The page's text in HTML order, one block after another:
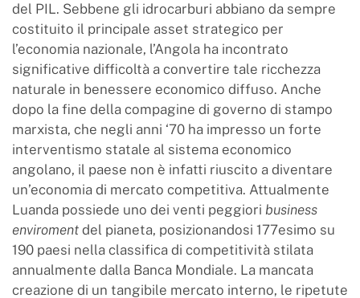
del PIL. Sebbene gli idrocarburi abbiano da sempre
costituito il principale asset strategico per
l’economia nazionale, l’Angola ha incontrato
significative difficoltà a convertire tale ricchezza
naturale in benessere economico diffuso. Anche
dopo la fine della compagine di governo di stampo
marxista, che negli anni ‘70 ha impresso un forte
interventismo statale al sistema economico
angolano, il paese non è infatti riuscito a diventare
un’economia di mercato competitiva. Attualmente
Luanda possiede uno dei venti peggiori business
enviroment del pianeta, posizionandosi 177esimo su
190 paesi nella classifica di competitività stilata
annualmente dalla Banca Mondiale. La mancata
creazione di un tangibile mercato interno, le ripetute